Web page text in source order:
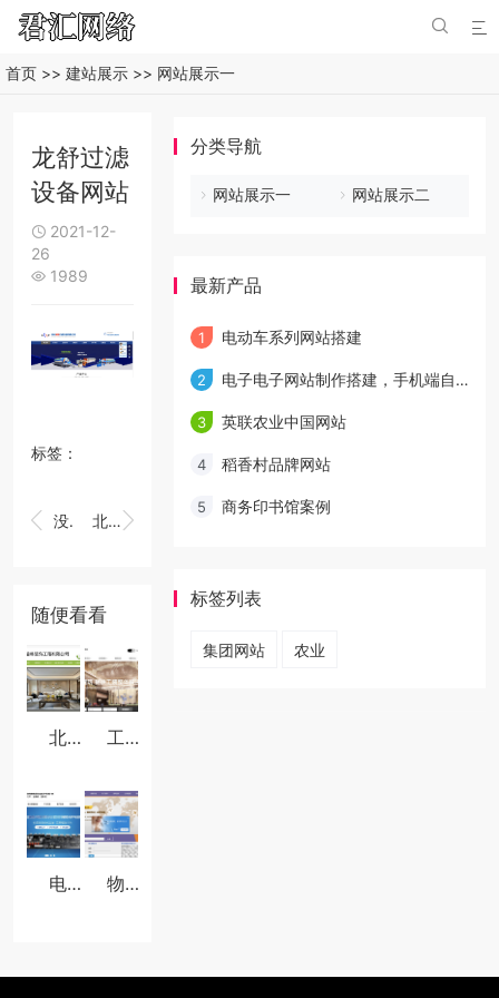


首页 >> 建站展示 >> 网站展示一
龙舒过滤
设备网站
 2021-12-
26
 1989
标签：
 没有了！ 
北京家装装修网站
随便看看
北京家装装修网站 工装装修网站
电子精密仪器网站 物流货运网站
分类导航
网站展示一 网站展示二
最新产品
1 电动车系列网站搭建
2 电子电子网站制作搭建，手机端自适应网站开发
3 英联农业中国网站
4 稻香村品牌网站
5 商务印书馆案例
标签列表
集团网站 农业